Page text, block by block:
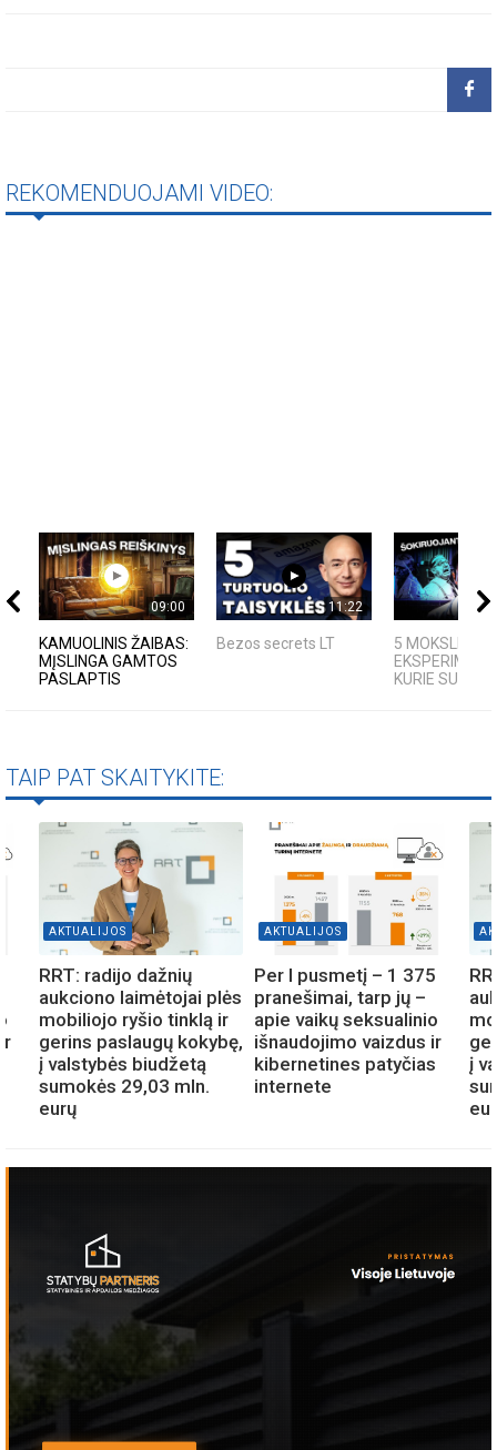
REKOMENDUOJAMI VIDEO:
09:00
KAMUOLINIS ŽAIBAS:
MĮSLINGA GAMTOS
PASLAPTIS
11:22
Bezos secrets LT
5 MOKSLINIAI
KURIE
TAIP PAT SKAITYKITE:
AKTUALIJOS
RRT: radijo dažnių
aukciono laimėtojai plės
mobiliojo ryšio tinklą ir
gerins paslaugų kokybę,
į valstybės biudžetą
sumokės 29,03 mln.
eurų
AKTUALIJOS
Per I pusmetį – 1 375
pranešimai, tarp jų –
apie vaikų seksualinio
išnaudojimo vaizdus ir
kibernetines patyčias
internete
į